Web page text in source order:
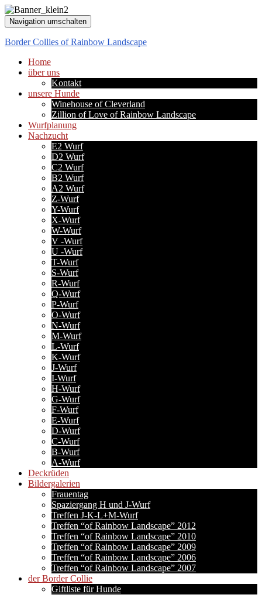
Navigation umschalten
Border Collies of Rainbow Landscape
Home
über uns
Kontakt
unsere Hunde
Winehouse of Cleverland
Zillion of Love of Rainbow Landscape
Wurfplanung
Nachzucht
E2 Wurf
D2 Wurf
C2 Wurf
B2 Wurf
A2 Wurf
Z-Wurf
Y-Wurf
X-Wurf
W-Wurf
V -Wurf
U -Wurf
T-Wurf
S-Wurf
R-Wurf
Q-Wurf
P-Wurf
O-Wurf
N-Wurf
M-Wurf
L-Wurf
K-Wurf
J-Wurf
I-Wurf
H-Wurf
G-Wurf
F-Wurf
E-Wurf
D-Wurf
C-Wurf
B-Wurf
A-Wurf
Deckrüden
Bildergalerien
Frauentag
Spaziergang H und J-Wurf
Treffen J-K-L+M-Wurf
Treffen “of Rainbow Landscape” 2012
Treffen “of Rainbow Landscape” 2010
Treffen “of Rainbow Landscape” 2009
Treffen “of Rainbow Landscape” 2006
Treffen “of Rainbow Landscape” 2007
der Border Collie
Giftliste für Hunde